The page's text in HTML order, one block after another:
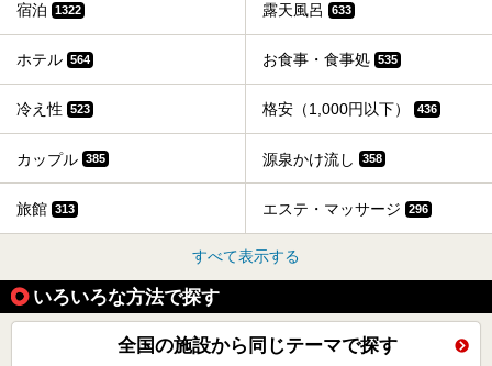
宿泊 1322 露天風呂 633
ホテル 564 お食事・食事処 535
冷え性 523 格安（1,000円以下） 436
カップル 385 源泉かけ流し 358
旅館 313 エステ・マッサージ 296
すべて表示する
いろいろな方法で探す
全国の施設から同じテーマで探す